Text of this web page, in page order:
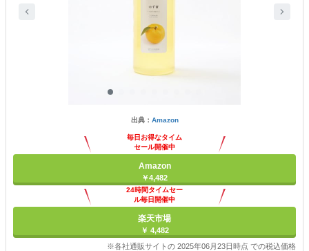
出典： Amazon
毎日お得なタイム
セール開催中
Amazon
￥4,482
24時間タイムセー
ル毎日開催中
楽天市場
￥ 4,482
※各社通販サイトの 2025年06月23日時点 での税込価格